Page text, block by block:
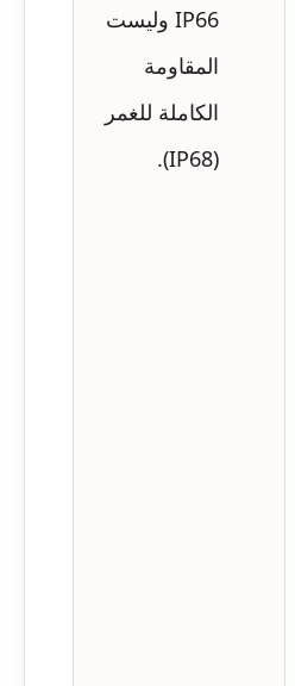
IP66 وليست
المقاومة
الكاملة للغمر
(IP68).